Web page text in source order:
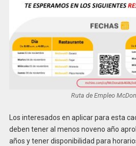
Ruta de Empleo
Los interesados en aplicar para esta
deben tener al menos noveno año
años y tener disponibilidad para